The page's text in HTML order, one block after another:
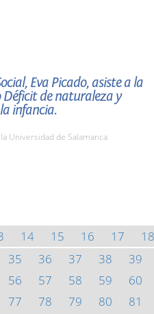
Eva Picado, asiste a la
Déficit de naturaleza y
infancia.
Universidad de Salamanca
14 15 16 17 18
35 36 37 38 39
56 57 58 59 60
77 78 79 80 81